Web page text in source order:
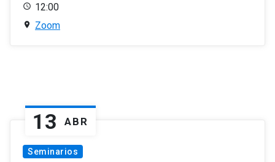
12:00
Zoom
13 ABR
Seminarios